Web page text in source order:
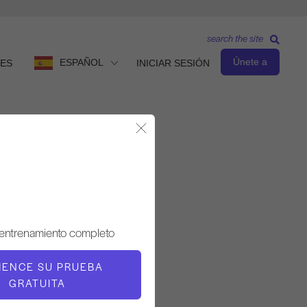
ESPAÑOL INICIAR SESIÓN Únete a
search the site
completo
SU PRUEBA
GRATUITA
Michael Johnson
TIEMPO DE VÍDEO
40:38